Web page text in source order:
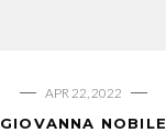
APR 22, 2022
GIOVANNA NOBILE